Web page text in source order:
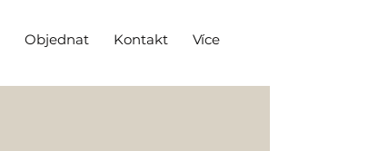
Objednat Kontakt Více